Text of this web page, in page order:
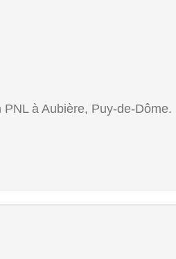
à Aubière, Puy-de-Dôme.